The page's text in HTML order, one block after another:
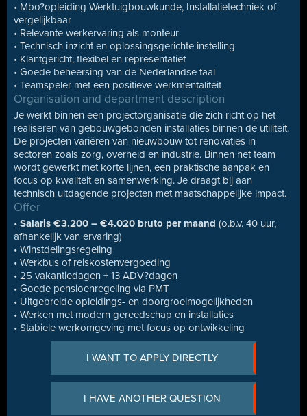
• Mbo?opleiding Werktuigbouwkunde, Installatietechniek of
vergelijkbaar
• Relevante werkervaring als monteur
• Technisch inzicht en oplossingsgerichte instelling
• Klantgericht, flexibel en representatief
• Goede beheersing van de Nederlandse taal
• Teamspeler met een positieve werkmentaliteit
Organisation and department description
Je werkt binnen een projectorganisatie die zich richt op het
realiseren van gebouwgebonden installaties binnen de utiliteit.
De projecten variëren van nieuwbouw tot renovaties in
sectoren zoals zorg, overheid en industrie. Binnen het team
wordt gewerkt met korte lijnen, een praktische aanpak en
focus op kwaliteit en samenwerking. Je draagt bij aan
technisch uitdagende projecten met maatschappelijke impact.
Offer
• Salaris €3.200 – €4.020 bruto per maand (o.b.v. 40 uur,
afhankelijk van ervaring)
• Winstdelingsregeling
• Werkbus of reiskostenvergoeding
• 25 vakantiedagen + 13 ADV?dagen
• Goede pensioenregeling via PMT
• Uitgebreide opleidings- en doorgroeimogelijkheden
• Werken met modern gereedschap en installaties
• Stabiele werkomgeving met focus op ontwikkeling
I WANT TO APPLY DIRECTLY
I HAVE ANOTHER QUESTION